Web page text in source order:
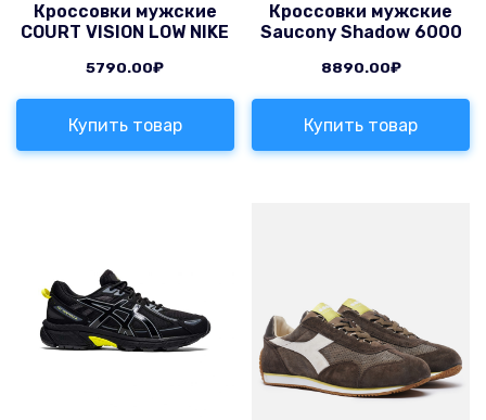
Кроссовки мужские
COURT VISION LOW NIKE
5790.00₽
Купить товар
Кроссовки мужские
Saucony Shadow 6000
8890.00₽
Купить товар